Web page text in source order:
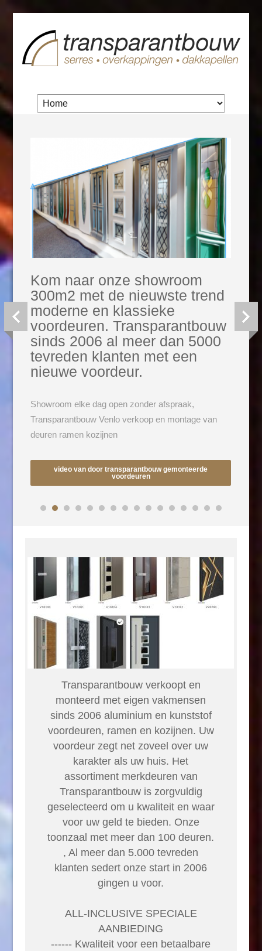
Kom naar onze showroom
300m2 met de nieuwste trend
moderne en klassieke
voordeuren. Transparantbouw
sinds 2006 al meer dan 5000
tevreden klanten met een
nieuwe voordeur.
Showroom elke dag open zonder afspraak,
Transparantbouw Venlo verkoop en montage van
deuren ramen kozijnen
video van door transparantbouw gemonteerde
voordeuren
Transparantbouw verkoopt en
monteerd met eigen vakmensen
sinds 2006 aluminium en kunststof
voordeuren, ramen en kozijnen. Uw
voordeur zegt net zoveel over uw
karakter als uw huis. Het
assortiment merkdeuren van
Transparantbouw is zorgvuldig
geselecteerd om u kwaliteit en waar
voor uw geld te bieden. Onze
toonzaal met meer dan 100 deuren.
, Al meer dan 5.000 tevreden
klanten sedert onze start in 2006
gingen u voor.
ALL-INCLUSIVE SPECIALE
AANBIEDING
------ Kwaliteit voor een betaalbare